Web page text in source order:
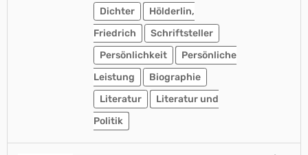
Dichter
Hölderlin,
Friedrich
Schriftsteller
Persönlichkeit
Persönliche
Leistung
Biographie
Literatur
Literatur und
Politik